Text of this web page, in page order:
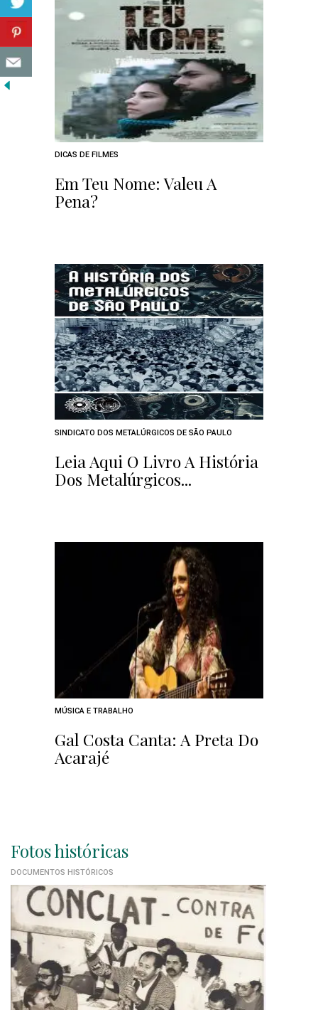
DICAS DE FILMES
Em Teu Nome: Valeu A
Pena?
SINDICATO DOS METALÚRGICOS DE SÃO PAULO
Leia Aqui O Livro A História
Dos Metalúrgicos...
MÚSICA E TRABALHO
Gal Costa Canta: A Preta Do
Acarajé
Fotos históricas
DOCUMENTOS HISTÓRICOS